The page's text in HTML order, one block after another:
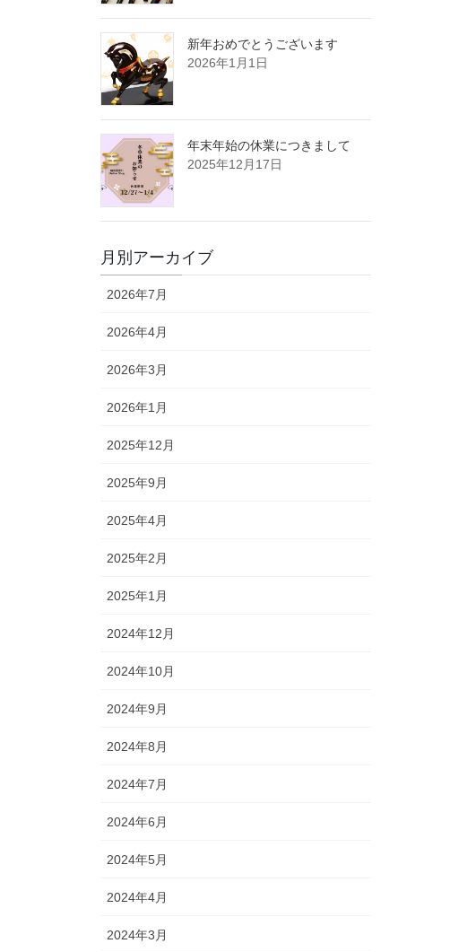
新年おめでとうございます
2026年1月1日
年末年始の休業につきまして
2025年12月17日
月別アーカイブ
2026年7月
2026年4月
2026年3月
2026年1月
2025年12月
2025年9月
2025年4月
2025年2月
2025年1月
2024年12月
2024年10月
2024年9月
2024年8月
2024年7月
2024年6月
2024年5月
2024年4月
2024年3月